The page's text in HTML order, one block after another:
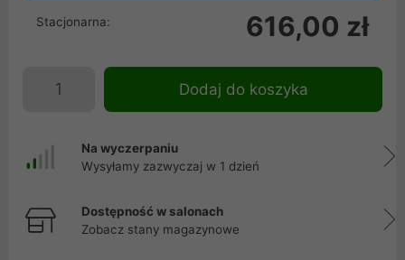
Stacjonarna: 616,00 zł
Dodaj do koszyka
Na wyczerpaniu
Wysyłamy zazwyczaj w 1 dzień
Dostępność w salonach
Zobacz stany magazynowe